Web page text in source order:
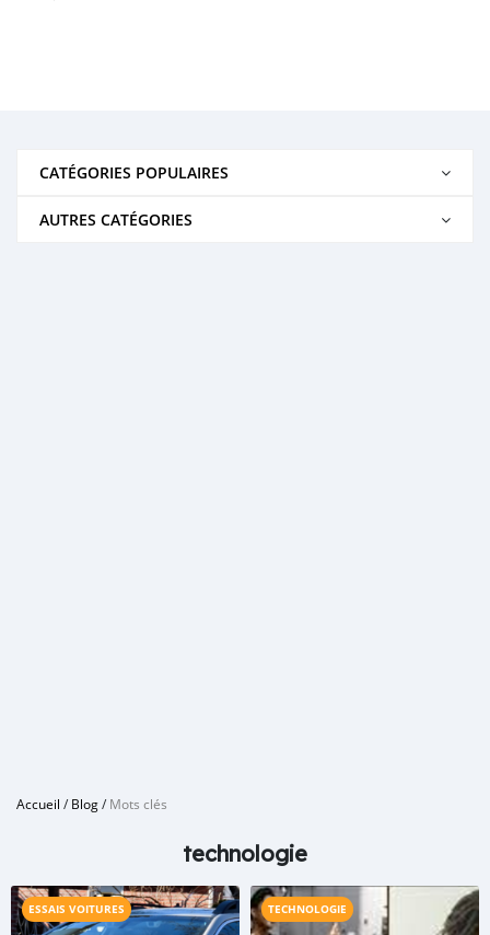
CATÉGORIES POPULAIRES
AUTRES CATÉGORIES
Accueil /Blog/Mots clés
technologie
ESSAIS VOITURES TECHNOLOGIE